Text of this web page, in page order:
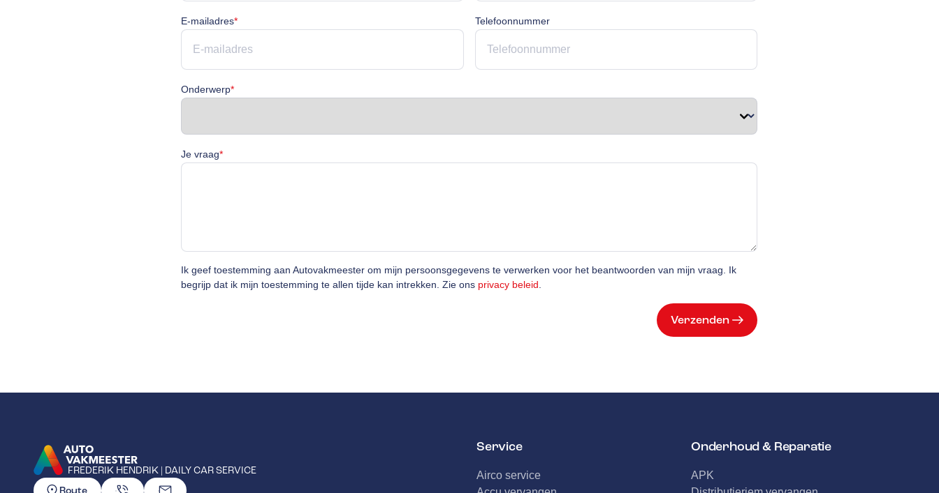
E-mailadres*E-mailadres is verplicht Telefoonnummer
Onderwerp*Onderwerp is verplicht
Je vraag*Je vraag is verplicht
Ik geef toestemming aan Autovakmeester om mijn persoonsgegevens te verwerken voor het beantwoorden van mijn vraag. Ik
begrijp dat ik mijn toestemming te allen tijde kan intrekken. Zie ons privacy beleid
Verzenden
FREDERIK HENDRIK | DAILY CAR SERVICE
GA NAAR DE HOMEPAGINA
Route
Service
Airco service
Onderhoud & Reparatie
APK